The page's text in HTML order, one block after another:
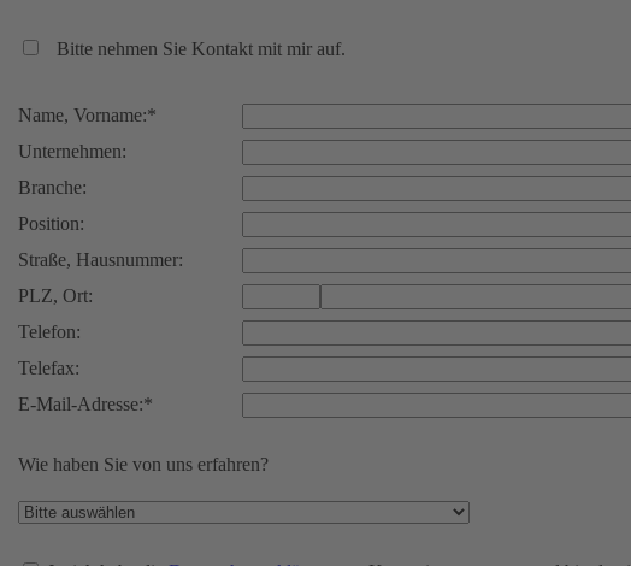
Bitte nehmen Sie Kontakt mit mir auf.
Name, Vorname:*
Unternehmen:
Branche:
Position:
Straße, Hausnummer:
PLZ, Ort:
Telefon:
Telefax:
E-Mail-Adresse:*
Wie haben Sie von uns erfahren?